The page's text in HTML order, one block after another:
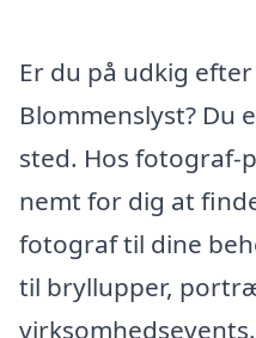
Er du på udkig
Blommenslyst? Du
sted. Hos fotograf-
nemt for dig at
fotograf til dine
til bryllupper,
virksomhedsevents.